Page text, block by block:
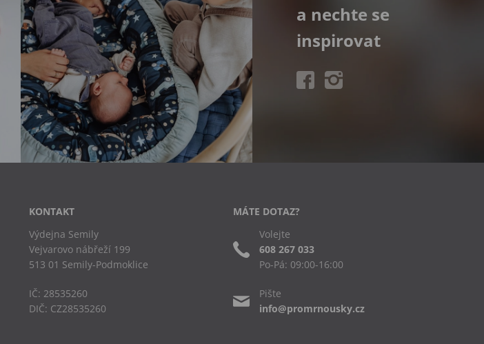
a nechte se
inspirovat
KONTAKT
Výdejna Semily
Vejvarovo nábřeží 199
513 01 Semily-Podmoklice
IČ: 28535260
DIČ: CZ28535260
MÁTE DOTAZ?
Volejte
608 267 033
Po-Pá: 09:00-16:00
Pište
info@promrnousky.cz